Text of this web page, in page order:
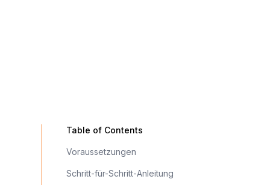
Table of Contents
Voraussetzungen
Schritt-für-Schritt-Anleitung